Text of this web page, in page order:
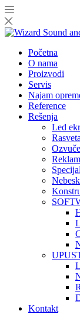
Početna
O nama
Proizvodi
Servis
Najam
Reference
Rešenja
Led
Rasveta
Kontakt